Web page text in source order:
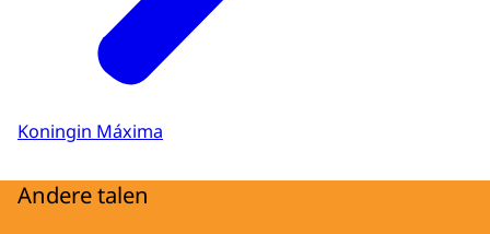
Koningin Máxima
Andere talen